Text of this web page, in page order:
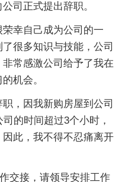
司正式提出辞职。
幸自己成为公司的一
很多知识与技能，公司
常感激公司给予了我在
机会。
，因我新购房屋到公司
的时间超过3个小时，
此，我不得不忍痛离开
交接，请领导安排工作